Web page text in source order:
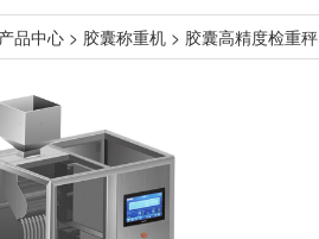
产品中心 > 胶囊称重机 > 胶囊高精度检重秤